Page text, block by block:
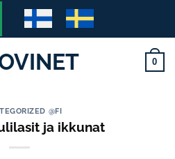
0
@FI
ja ikkunat